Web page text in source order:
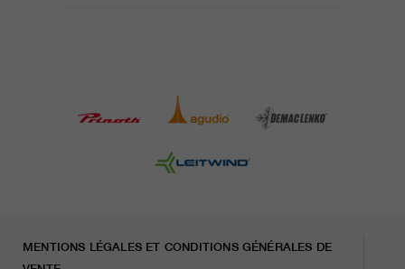
MENTIONS LÉGALES ET CONDITIONS GÉNÉRALES DE